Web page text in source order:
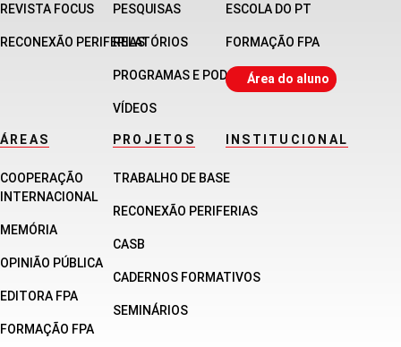
REVISTA FOCUS
RECONEXÃO PERIFERIAS
PESQUISAS
RELATÓRIOS
PROGRAMAS E PODCASTS
VÍDEOS
ESCOLA DO PT
FORMAÇÃO FPA
Área do aluno
ÁREAS
COOPERAÇÃO
INTERNACIONAL
MEMÓRIA
OPINIÃO PÚBLICA
EDITORA FPA
FORMAÇÃO FPA
PROJETOS
TRABALHO DE BASE
RECONEXÃO PERIFERIAS
CASB
CADERNOS FORMATIVOS
SEMINÁRIOS
INSTITUCIONAL